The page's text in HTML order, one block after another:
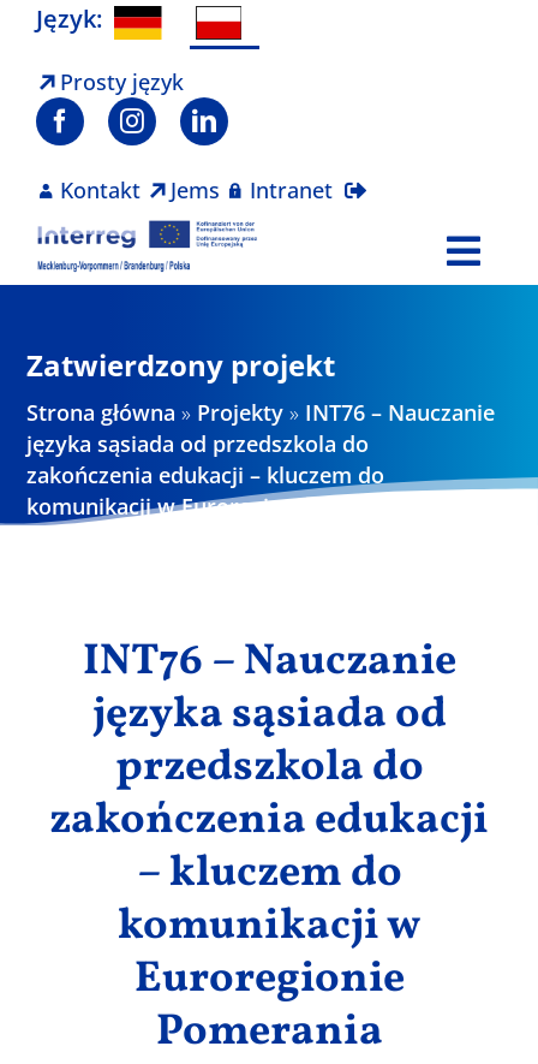
Skip
content
Język:
Prosty język
Kontakt Jems Intranet
Projekty
Aktualności
Zatwierdzony projekt
Strona główna » Projekty » INT76 – Nauczanie
języka sąsiada od przedszkola do
zakończenia edukacji – kluczem do
komunikacji w Euroregionie Pomerania
INT76 – Nauczanie
języka sąsiada od
przedszkola do
zakończenia edukacji
– kluczem do
komunikacji w
Euroregionie
Pomerania